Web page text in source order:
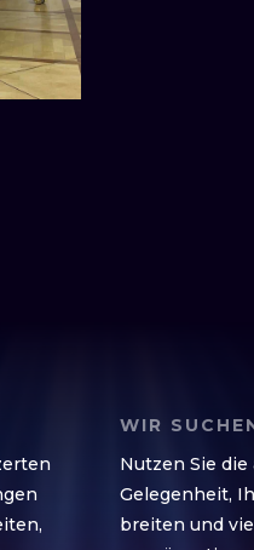
WIR
Nutzen Sie
Gelegenheit,
breiten und